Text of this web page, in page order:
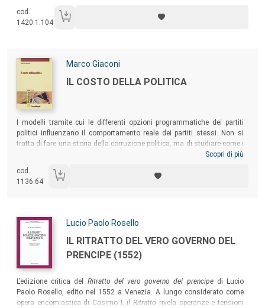
dibattendosi fra tradizione e innovazione, in un’epoca particolarmente
critica per i partiti della sinistra radicale.
cod.
1420.1.104
Autori:
Marco Giaconi
Titolo:
IL COSTO DELLA POLITICA
Sommario:
I modelli tramite cui le differenti opzioni programmatiche dei partiti
politici influenzano il comportamento reale dei partiti stessi. Non si
tratta di fare una storia della corruzione politica, ma di studiare come i
programmi dei partiti interagiscono con quella che Machiavelli
cerca di modificare alcuni degli approcci teorici della tradizione
empirista, per rendere conto di una serie di trasformazioni dei sistemi
Scopri di più
cod.
1136.64
Autori:
Lucio Paolo Rosello
Titolo:
IL RITRATTO DEL VERO GOVERNO DEL
PRENCIPE (1552)
Sommario:
L’edizione critica del Ritratto del vero governo del prencipedi Lucio
Paolo Rosello, edito nel 1552 a Venezia. A lungo considerato come
opera encomiastica di Cosimo I, ilRitratto rivela speranze e tensioni